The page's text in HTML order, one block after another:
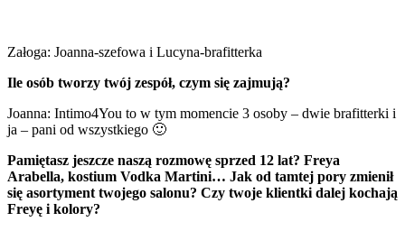
Załoga: Joanna-szefowa i Lucyna-brafitterka
Ile osób tworzy twój zespół, czym się zajmują?
Joanna: Intimo4You to w tym momencie 3 osoby – dwie brafitterki i
ja – pani od wszystkiego 🙂
Pamiętasz jeszcze naszą rozmowę sprzed 12 lat? Freya
Arabella, kostium Vodka Martini… Jak od tamtej pory zmienił
się asortyment twojego salonu? Czy twoje klientki dalej kochają
Freyę i kolory?